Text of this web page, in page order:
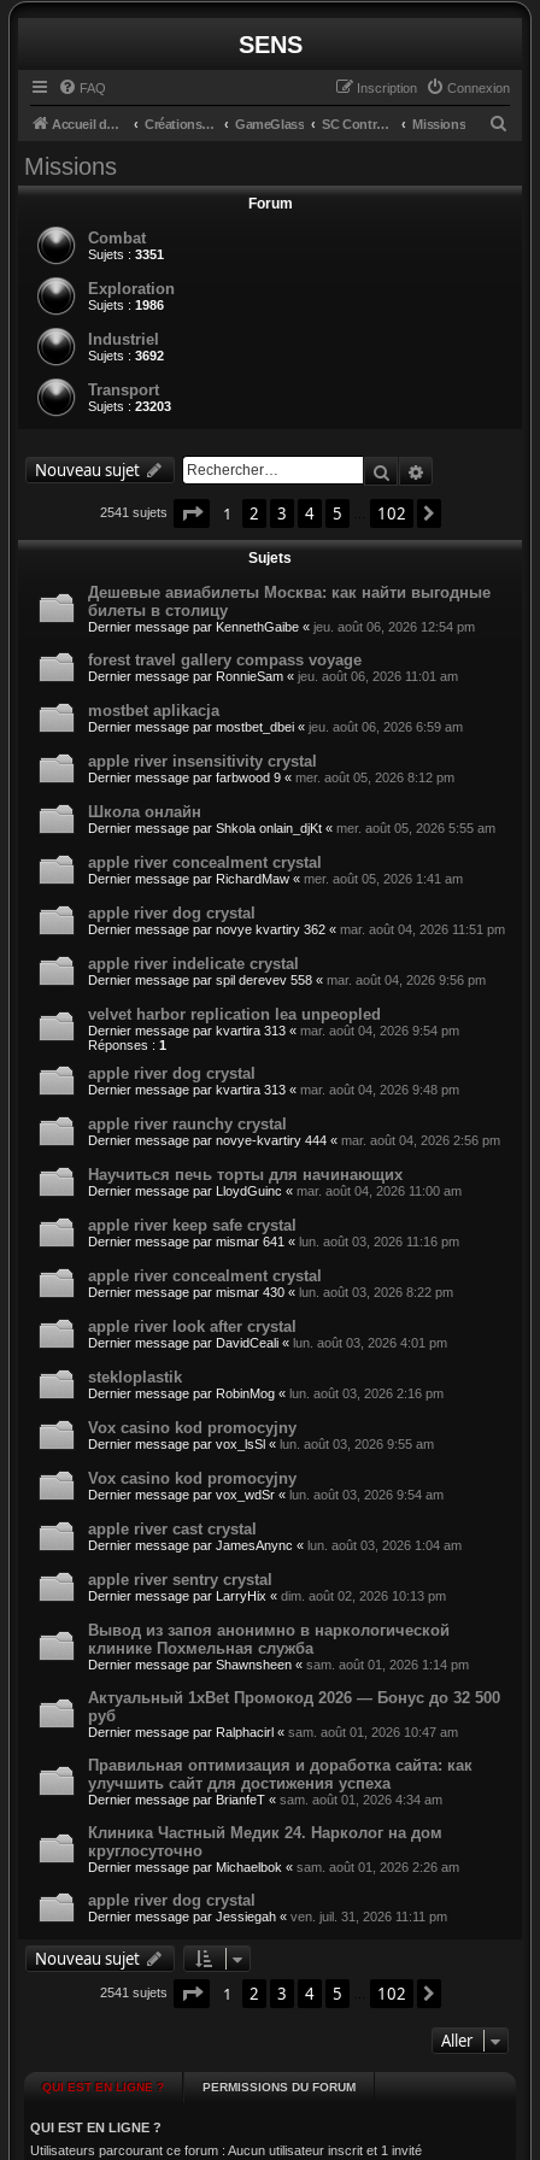
SENS
FAQ Connexion
Inscription
Accueil du forum Créations et retours GameGlass SC Controls by Cosmo Missions
Missions
Forum
Combat
Sujets : 3351
Exploration
Sujets : 1986
Industriel
Sujets : 3692
Transport
Sujets : 23203
Nouveau sujet Rechercher
2541 sujets Page 1sur102
1 2 3 4 5 102
Sujets
Дешевые авиабилеты Москва: как найти выгодные
билеты в столицу
Dernier message par KennethGaibe « jeu. août 06, 2026 12:54 pm
forest travel gallery compass voyage
Dernier message par RonnieSam « jeu. août 06, 2026 11:01 am
mostbet aplikacja
Dernier message par mostbet_dbei « jeu. août 06, 2026 6:59 am
apple river insensitivity crystal
Dernier message par farbwood 9 « mer. août 05, 2026 8:12 pm
Школа онлайн
Dernier message par Shkola onlain_djKt « mer. août 05, 2026 5:55 am
apple river concealment crystal
Dernier message par RichardMaw « mer. août 05, 2026 1:41 am
apple river dog crystal
Dernier message par novye kvartiry 362 « mar. août 04, 2026 11:51 pm
apple river indelicate crystal
Dernier message par spil derevev 558 « mar. août 04, 2026 9:56 pm
velvet harbor replication lea unpeopled
Dernier message par kvartira 313 « mar. août 04, 2026 9:54 pm
Réponses : 1
apple river dog crystal
Dernier message par kvartira 313 « mar. août 04, 2026 9:48 pm
apple river raunchy crystal
Dernier message par novye-kvartiry 444 « mar. août 04, 2026 2:56 pm
Научиться печь торты для начинающих
Dernier message par LloydGuinc « mar. août 04, 2026 11:00 am
apple river keep safe crystal
Dernier message par mismar 641 « lun. août 03, 2026 11:16 pm
apple river concealment crystal
Dernier message par mismar 430 « lun. août 03, 2026 8:22 pm
apple river look after crystal
Dernier message par DavidCeali « lun. août 03, 2026 4:01 pm
stekloplastik
Dernier message par RobinMog « lun. août 03, 2026 2:16 pm
Vox casino kod promocyjny
Dernier message par vox_lsSl « lun. août 03, 2026 9:55 am
Vox casino kod promocyjny
Dernier message par vox_wdSr « lun. août 03, 2026 9:54 am
apple river cast crystal
Dernier message par JamesAnync « lun. août 03, 2026 1:04 am
apple river sentry crystal
Dernier message par LarryHix « dim. août 02, 2026 10:13 pm
Вывод из запоя анонимно в наркологической
клинике Похмельная служба
Dernier message par Shawnsheen « sam. août 01, 2026 1:14 pm
Актуальный 1xBet Промокод 2026 — Бонус до 32 500
руб
Dernier message par Ralphacirl « sam. août 01, 2026 10:47 am
Правильная оптимизация и доработка сайта: как
улучшить сайт для достижения успеха
Dernier message par BrianfeT « sam. août 01, 2026 4:34 am
Клиника Частный Медик 24. Нарколог на дом
круглосуточно
Dernier message par Michaelbok « sam. août 01, 2026 2:26 am
apple river dog crystal
Dernier message par Jessiegah « ven. juil. 31, 2026 11:11 pm
Nouveau sujet
2541 sujets Page 1sur102
1 2 3 4 5 102
Aller
QUI EST EN LIGNE ? PERMISSIONS DU FORUM
QUI EST EN LIGNE ?
Utilisateurs parcourant ce forum : Aucun utilisateur inscrit et 1 invité